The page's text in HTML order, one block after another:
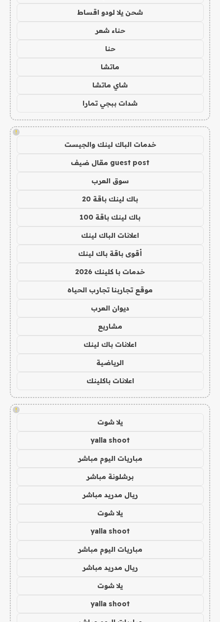
شحن يلا لودو اقساط
حناء شعر
حنا
ماتشا
شاي ماتشا
شدات ببجي تمارا
!
خدمات الباك لينك والجيست
guest post مقال ضيف
سوق العرب
باك لينك باقة 20
باك لينك باقة 100
اعلانات الباك لينك
أقوى باقة باك لينك
خدمات با كلينك 2026
موقع تجاربنا تجارب الحياه
ديوان العرب
مشاريع
اعلانات باك لينك
الرياضية
اعلانات باكلينك
!
يلا شوت
yalla shoot
مباريات اليوم مباشر
برشلونة مباشر
ريال مدريد مباشر
يلا شوت
yalla shoot
مباريات اليوم مباشر
ريال مدريد مباشر
يلا شوت
yalla shoot